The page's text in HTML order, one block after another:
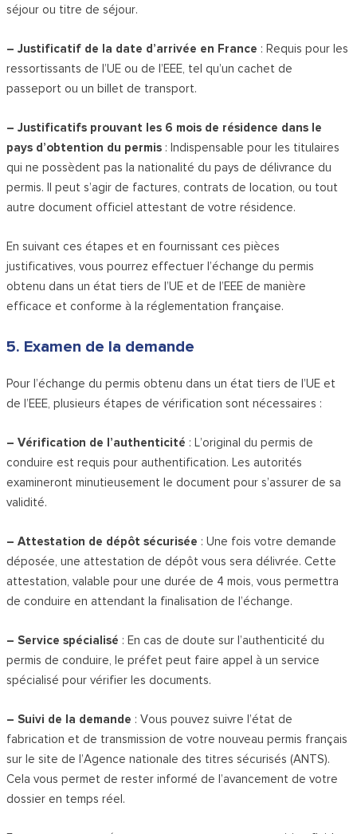
séjour ou titre de séjour.
– Justificatif de la date d’arrivée en France : Requis pour les
ressortissants de l’UE ou de l’EEE, tel qu’un cachet de
passeport ou un billet de transport.
– Justificatifs prouvant les 6 mois de résidence dans le
pays d’obtention du permis : Indispensable pour les titulaires
qui ne possèdent pas la nationalité du pays de délivrance du
permis. Il peut s’agir de factures, contrats de location, ou tout
autre document officiel attestant de votre résidence.
En suivant ces étapes et en fournissant ces pièces
justificatives, vous pourrez effectuer l’échange du permis
obtenu dans un état tiers de l’UE et de l’EEE de manière
efficace et conforme à la réglementation française.
5. Examen de la demande
Pour l’échange du permis obtenu dans un état tiers de l’UE et
de l’EEE, plusieurs étapes de vérification sont nécessaires :
– Vérification de l’authenticité : L’original du permis de
conduire est requis pour authentification. Les autorités
examineront minutieusement le document pour s’assurer de sa
validité.
– Attestation de dépôt sécurisée : Une fois votre demande
déposée, une attestation de dépôt vous sera délivrée. Cette
attestation, valable pour une durée de 4 mois, vous permettra
de conduire en attendant la finalisation de l’échange.
– Service spécialisé : En cas de doute sur l’authenticité du
permis de conduire, le préfet peut faire appel à un service
spécialisé pour vérifier les documents.
– Suivi de la demande : Vous pouvez suivre l’état de
fabrication et de transmission de votre nouveau permis français
sur le site de l’Agence nationale des titres sécurisés (ANTS).
Cela vous permet de rester informé de l’avancement de votre
dossier en temps réel.